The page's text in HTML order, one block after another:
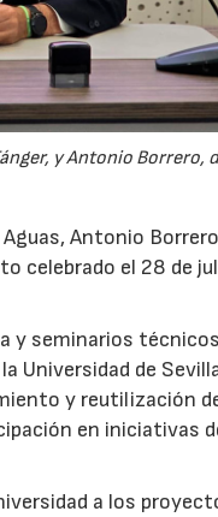
y Antonio Borrero,
Antonio
celebrado el 28 de
y seminarios
Universidad de
y reutilización
en iniciativas
a los